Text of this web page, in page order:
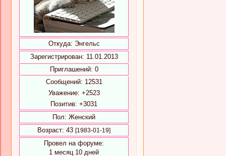
Откуда: Энгельс
Зарегистрирован: 11.01.2013
Приглашений: 0
Сообщений: 12531
Уважение: +2523
Позитив: +3031
Пол: Женский
Возраст: 43 [1983-01-19]
Провел на форуме:
1 месяц 10 дней